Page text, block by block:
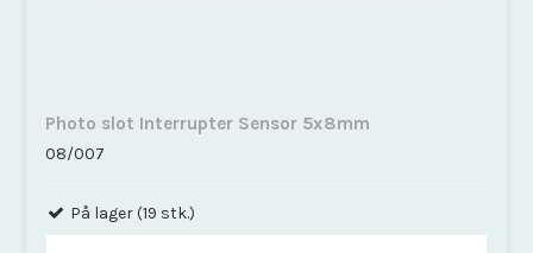
Photo slot Interrupter Sensor 5x8mm
08/007
På lager (19 stk.)